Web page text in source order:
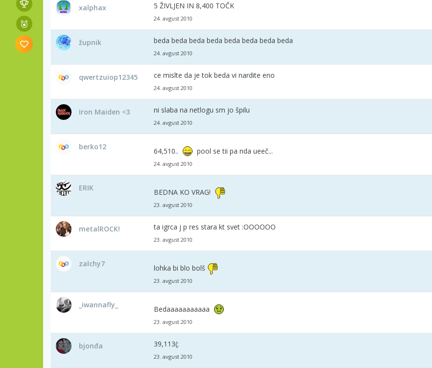
xalphax 5 ŽIVLJEN IN 8,400 TOČK
24. avgust 2010
župnik beda beda beda beda beda beda beda beda
24. avgust 2010
qwertzuiop12345 ce mislte da je tok beda vi nardite eno
24. avgust 2010
Iron Maiden <3 ni slaba na netlogu sm jo špilu
24. avgust 2010
berko12 64,510.. pool se tii pa nda ueeč...
24. avgust 2010
ERIK BEDNA KO VRAG!
23. avgust 2010
metalROCK! ta igrca j p res stara kt svet :OOOOOO
23. avgust 2010
zalchy7 lohka bi blo bolš
23. avgust 2010
_iwannafly_ Bedaaaaaaaaaaa
23. avgust 2010
bjonđa 39,113(;
23. avgust 2010